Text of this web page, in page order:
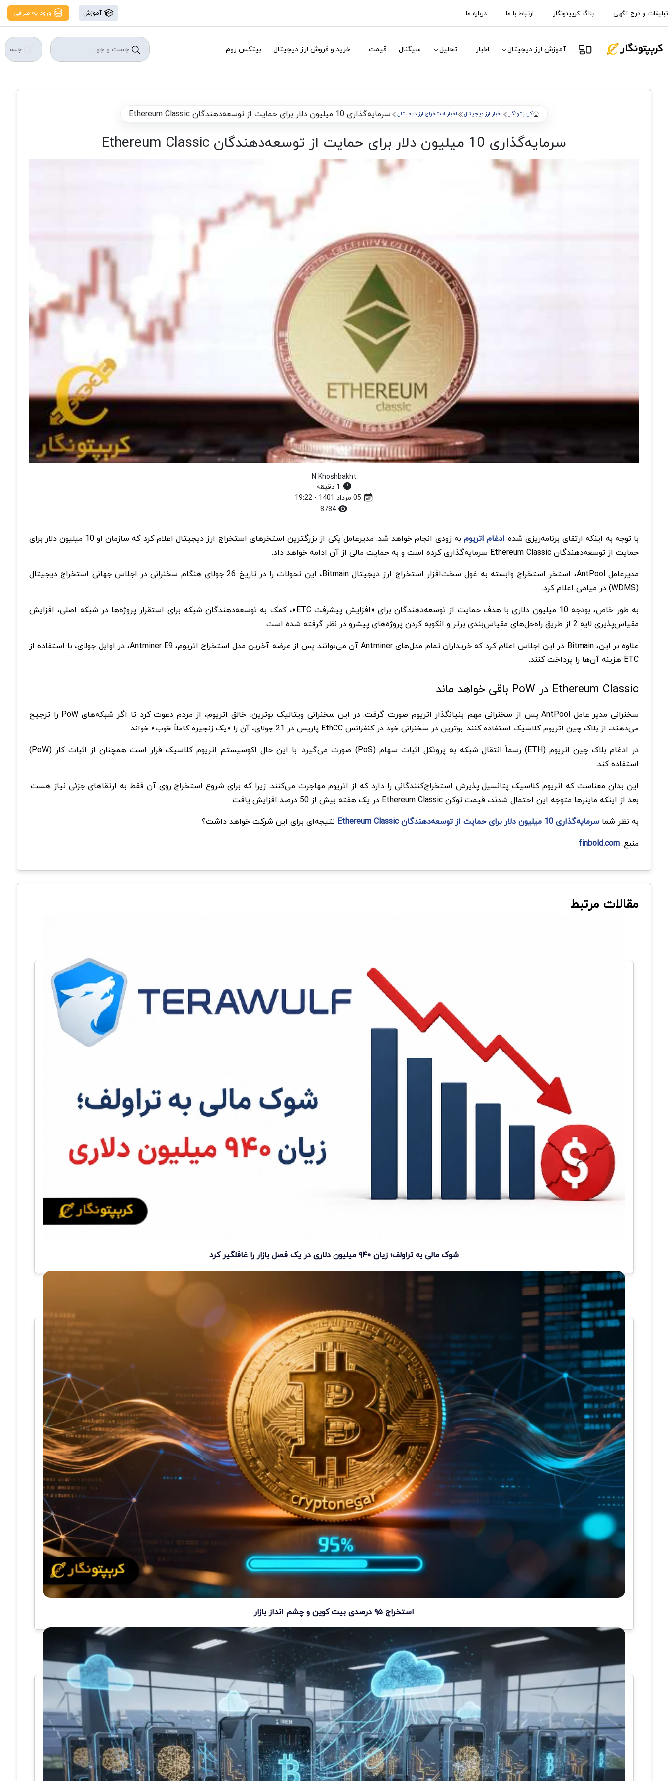
تبلیغات و درج آگهی بلاگ کریپتونگار ارتباط با ما درباره ما آموزش ورود به صرافی
آموزش ارز دیجیتال اخبار تحلیل سیگنال قیمت خرید و فروش ارز دیجیتال بیتکس روم
کریپتونگار اخبار ارز دیجیتال اخبار استخراج ارز دیجیتال سرمایه‌گذاری 10 میلیون دلار برای حمایت از توسعه‌دهندگان Ethereum Classic
سرمایه‌گذاری 10 میلیون دلار برای حمایت از توسعه‌دهندگان Ethereum Classic
N Khoshbakht
با توجه به اینکه ارتقای برنامه‌ریزی شده ادغام اتریوم
به زودی انجام خواهد شد. مدیرعامل یکی از بزرگترین استخرهای استخراج ارز دیجیتال اعلام کرد که سازمان او 10 میلیون دلار برای
حمایت از توسعه‌دهندگان Ethereum Classic سرمایه‌گذاری کرده است و به حمایت مالی از آن ادامه خواهد داد.
مدیرعامل AntPool، استخر استخراج وابسته به غول سخت‌افزار استخراج ارز دیجیتال Bitmain، این تحولات را در تاریخ 26 جولای هنگام سخنرانی در اجلاس جهانی استخراج دیجیتال
(WDMS) در میامی اعلام کرد.
به طور خاص، بودجه 10 میلیون دلاری با هدف حمایت از توسعه‌دهندگان برای «افزایش پیشرفت ETC»، کمک به توسعه‌دهندگان شبکه برای استقرار پروژه‌ها در شبکه اصلی، افزایش
مقیاس‌پذیری لایه 2 از طریق راه‌حل‌های مقیاس‌بندی برتر و انکوبه کردن پروژه‌های پیشرو در نظر گرفته شده است.
علاوه بر این، Bitmain در این اجلاس اعلام کرد که خریداران تمام مدل‌های Antminer آن می‌توانند پس از عرضه آخرین مدل استخراج اتریوم، Antminer E9، در اوایل جولای، با استفاده از
ETC هزینه آن‌ها را پرداخت کنند.
Ethereum Classic در PoW باقی خواهد ماند
سخنرانی مدیر عامل AntPool پس از سخنرانی مهم بنیانگذار اتریوم صورت گرفت. در این سخنرانی ویتالیک بوترین، خالق اتریوم، از مردم دعوت کرد تا اگر شبکه‌های PoW را ترجیح
می‌دهند، از بلاک چین اتریوم کلاسیک استفاده کنند. بوترین در سخنرانی خود در کنفرانس EthCC پاریس در 21 جولای، آن را «یک زنجیره کاملاً خوب» خواند.
در ادغام بلاک چین اتریوم (ETH) رسماً انتقال شبکه به پروتکل اثبات سهام (PoS) صورت می‌گیرد. با این حال اکوسیستم اتریوم کلاسیک قرار است همچنان از اثبات کار (PoW)
استفاده کند.
این بدان معناست که اتریوم کلاسیک پتانسیل پذیرش استخراج‌کنندگانی را دارد که از اتریوم مهاجرت می‌کنند. زیرا که برای شروع استخراج روی آن فقط به ارتقاهای جزئی نیاز هست.
بعد از اینکه ماینرها متوجه این احتمال شدند، قیمت توکن Ethereum Classic در یک هفته بیش از 50 درصد افزایش یافت.
به نظر شما سرمایه‌گذاری 10 میلیون دلار برای حمایت از توسعه‌دهندگان Ethereum Classic
نتیجه‌ای برای این شرکت خواهد داشت؟
منبع:finbold.com
مقالات مرتبط
شوک مالی به تراولف؛ زیان ۹۴۰ میلیون دلاری در یک فصل بازار را غافلگیر کرد
استخراج ۹۵ درصدی بیت کوین و چشم انداز بازار